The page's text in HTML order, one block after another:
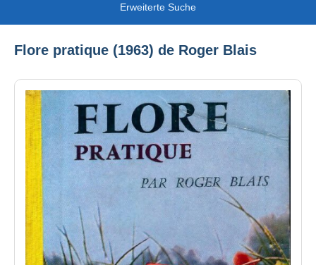
Erweiterte Suche
Flore pratique (1963) de Roger Blais